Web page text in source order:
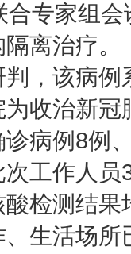
合专家组
离治疗。
，该病
收治新
病例8例
工作人
检测结
生活场